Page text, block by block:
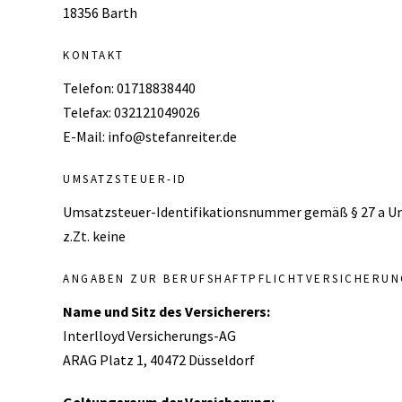
18356 Barth
KONTAKT
Telefon: 01718838440
Telefax: 032121049026
E-Mail: info@stefanreiter.de
UMSATZSTEUER-ID
Umsatzsteuer-Identifikationsnummer gemäß § 27 a
z.Zt. keine
ANGABEN ZUR
Name und Sitz des Versicherers:
Interlloyd Versicherungs-AG
ARAG Platz 1, 40472 Düsseldorf